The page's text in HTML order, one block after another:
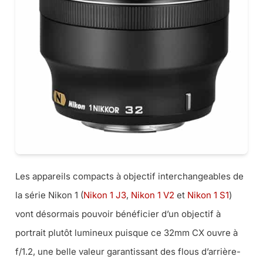
Les appareils compacts à objectif interchangeables de
la série Nikon 1 (Nikon 1 J3, Nikon 1 V2 et Nikon 1 S1)
vont désormais pouvoir bénéficier d’un objectif à
portrait plutôt lumineux puisque ce 32mm CX ouvre à
f/1.2, une belle valeur garantissant des flous d’arrière-